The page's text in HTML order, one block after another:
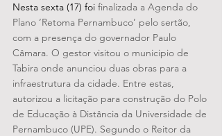
Nesta sexta (17) foi finalizada a Agenda do
Plano ‘Retoma Pernambuco’ pelo sertão,
com a presença do governador Paulo
Câmara. O gestor visitou o municipio de
Tabira onde anunciou duas obras para a
infraestrutura da cidade. Entre estas,
autorizou a licitação para construção do Polo
de Educação à Distância da Universidade de
Pernambuco (UPE). Segundo o Reitor da